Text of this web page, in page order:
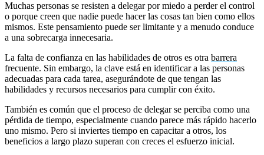
Muchas personas se resisten a delegar por miedo a perder el control
o porque creen que nadie puede hacer las cosas tan bien como ellos
mismos. Este pensamiento puede ser limitante y a menudo conduce
a una sobrecarga innecesaria.
La falta de confianza en las habilidades de otros es otra barrera
frecuente. Sin embargo, la clave está en identificar a las personas
adecuadas para cada tarea, asegurándote de que tengan las
habilidades y recursos necesarios para cumplir con éxito.
También es común que el proceso de delegar se perciba como una
pérdida de tiempo, especialmente cuando parece más rápido hacerlo
uno mismo. Pero si inviertes tiempo en capacitar a otros, los
beneficios a largo plazo superan con creces el esfuerzo inicial.